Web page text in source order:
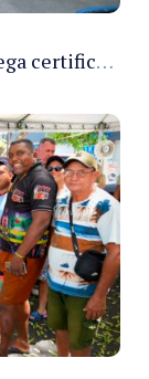
Programa Bolsa Universidade entrega certificados a formandos em Manaus na sede do Executivo municipal